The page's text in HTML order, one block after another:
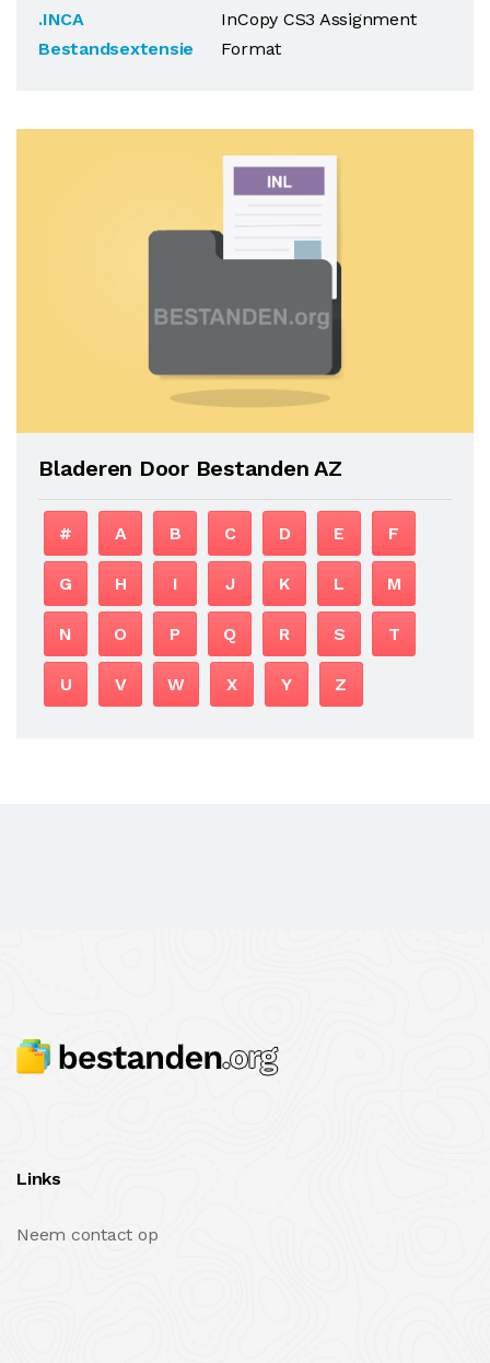
.INCA
Bestandsextensie
InCopy CS3 Assignment
Format
Bladeren Door Bestanden AZ
# A B C D E F
G H I J K L M
N O P Q R S T
U V W X Y Z
Links
Neem contact op